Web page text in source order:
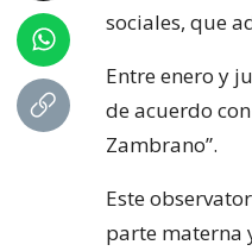
sociales, que
Entre enero y
de acuerdo
Zambrano”.
Este
parte materna